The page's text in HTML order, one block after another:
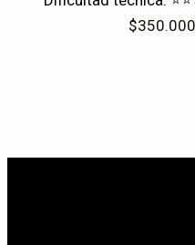
$350.000